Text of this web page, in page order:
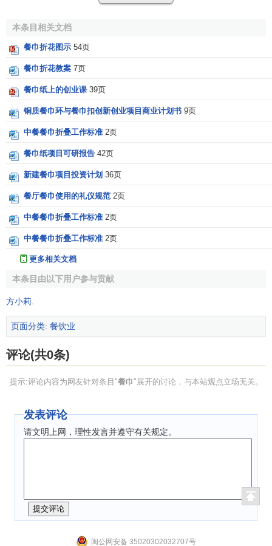
参考文献
↑1.0 1.1 1.2张波主编.第二章 餐饮服务的基本技能 餐
厅接待与运营.化学工业出版社,2012.02.
本条目相关文档
餐巾折花图示 54页
餐巾折花教案 7页
餐巾纸上的创业课 39页
铜质餐巾环与餐巾扣创新创业项目商业计划书 9页
中餐餐巾折叠工作标准 2页
餐巾纸项目可研报告 42页
新建餐巾项目投资计划 36页
餐厅餐巾使用的礼仪规范 2页
中餐餐巾折叠工作标准 2页
中餐餐巾折叠工作标准 2页
更多相关文档
本条目由以下用户参与贡献
方小莉
页面分类: 餐饮业
评论(共0条)
提示:评论内容为网友针对条目"餐巾"展开的讨论，与本站观点立场无关。
发表评论
请文明上网，理性发言并遵守有关规定。
闽公网安备 35020302032707号